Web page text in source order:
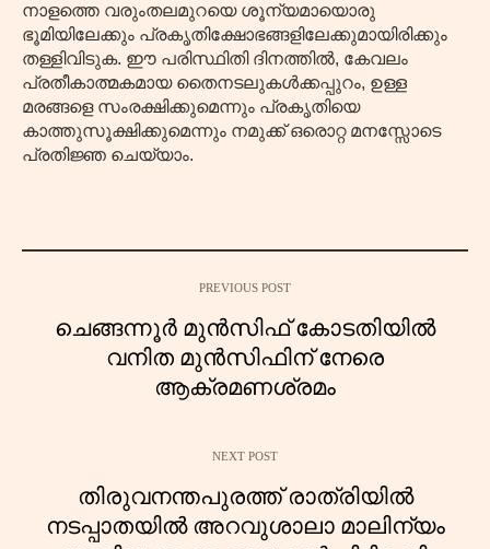
നാളത്തെ വരുംതലമുറയെ ശൂന്യമായൊരു
ഭൂമിയിലേക്കും പ്രകൃതിക്ഷോഭങ്ങളിലേക്കുമായിരിക്കും
തള്ളിവിടുക. ഈ പരിസ്ഥിതി ദിനത്തിൽ, കേവലം
പ്രതീകാത്മകമായ തൈനടലുകൾക്കപ്പുറം, ഉള്ള
മരങ്ങളെ സംരക്ഷിക്കുമെന്നും പ്രകൃതിയെ
കാത്തുസൂക്ഷിക്കുമെന്നും നമുക്ക് ഒരൊറ്റ മനസ്സോടെ
പ്രതിജ്ഞ ചെയ്യാം.
PREVIOUS POST
ചെങ്ങന്നൂർ മുൻസിഫ് കോടതിയിൽ
വനിത മുൻസിഫിന് നേരെ
ആക്രമണശ്രമം
NEXT POST
തിരുവനന്തപുരത്ത് രാത്രിയിൽ
നടപ്പാതയിൽ അറവുശാലാ മാലിന്യം